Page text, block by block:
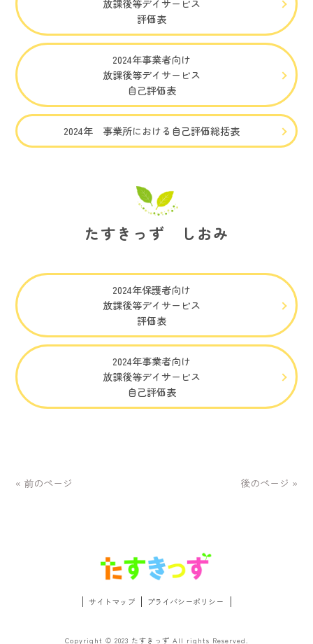
放課後等デイサービス
評価表
2024年事業者向け
放課後等デイサービス
自己評価表
2024年 事業所における自己評価総括表
たすきっず しおみ
2024年保護者向け
放課後等デイサービス
評価表
2024年事業者向け
放課後等デイサービス
自己評価表
« 前のページ 後のページ »
サイトマップ プライバシーポリシー
Copyright © 2023 たすきっず All rights Reserved.